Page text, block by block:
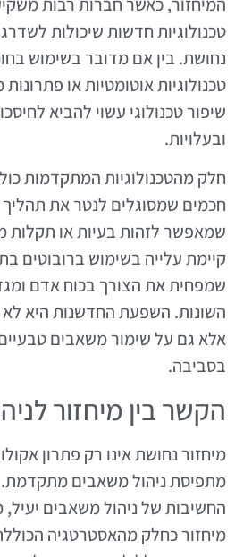
טכנולוגיות חדשות שיכולות
נחושת. בין אם מדובר בשימוש
טכנולוגיות אוטומטיות או
שיפור טכנולוגי עשוי להביא
ובעלויות.
חלק מהטכנולוגיות המתקדמות
חכמים שמסוגלים לנטר את
שמאפשר לזהות בעיות או תקלות
קיימת עלייה בשימוש ברובוטים
שמפחית את הצורך בכוח אדם
השונות. השפעת החדשנות היא
אלא גם על שימור משאבים
בסביבה.
הקשר בין מיחזור
מיחזור נחושת אינו רק פתרון
מתפיסת ניהול משאבים
החשיבות של ניהול משאבים
מיחזור כחלק מהאסטרטגיה